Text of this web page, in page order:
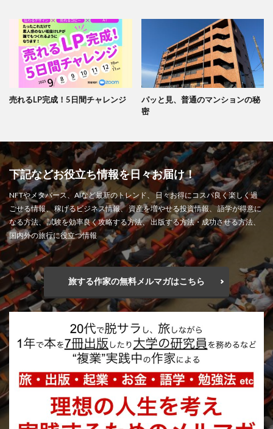
売れるLP完成！5日間チャレンジ
パッと見、普通のマンションの秘
密
下記などお役立ち情報を日々お届け！
NFTやメタバース、AIなど最新のトレンド、 日々お得にコスパ良く楽しく過
ごせる情報、 稼げるビジネス情報、 資産を増やせる投資情報、 語学が得意に
なる方法、 試験を効率良く攻略する方法、 出版する方法・成功させる方法、
国内外の旅行に役立つ情報
旅する作家の無料メルマガはこちら